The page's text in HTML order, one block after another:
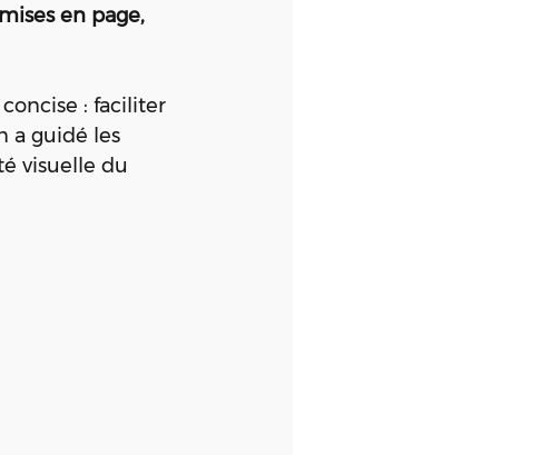
en page,
: faciliter
a guidé les
visuelle du